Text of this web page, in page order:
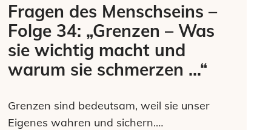
Fragen des Menschseins –
Folge 34: „Grenzen – Was
sie wichtig macht und
warum sie schmerzen …“
Grenzen sind bedeutsam, weil sie unser
Eigenes wahren und sichern.…